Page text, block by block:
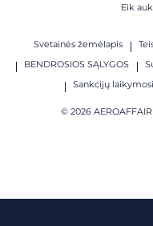
Svetainės žemėlapis
BENDROSIOS SĄLYGOS
Sankcijų
© 2026
Eik